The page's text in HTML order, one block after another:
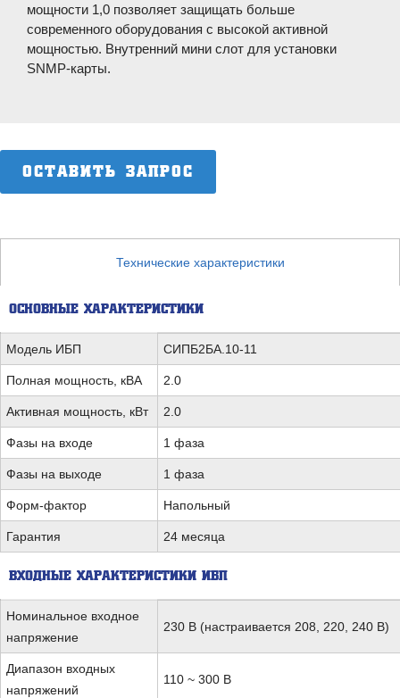
мощности 1,0 позволяет защищать больше
современного оборудования с высокой активной
мощностью. Внутренний мини слот для установки
SNMP-карты.
ОСТАВИТЬ ЗАПРОС
Технические характеристики
ОСНОВНЫЕ ХАРАКТЕРИСТИКИ
Модель ИБП СИПБ2БА.10-11
Полная мощность, кВА 2.0
Активная мощность, кВт 2.0
Фазы на входе 1 фаза
Фазы на выходе 1 фаза
Форм-фактор Напольный
Гарантия 24 месяца
ВХОДНЫЕ ХАРАКТЕРИСТИКИ ИБП
Номинальное входное
напряжение
230 В (настраивается 208, 220, 240 В)
Диапазон входных
напряжений
110 ~ 300 В